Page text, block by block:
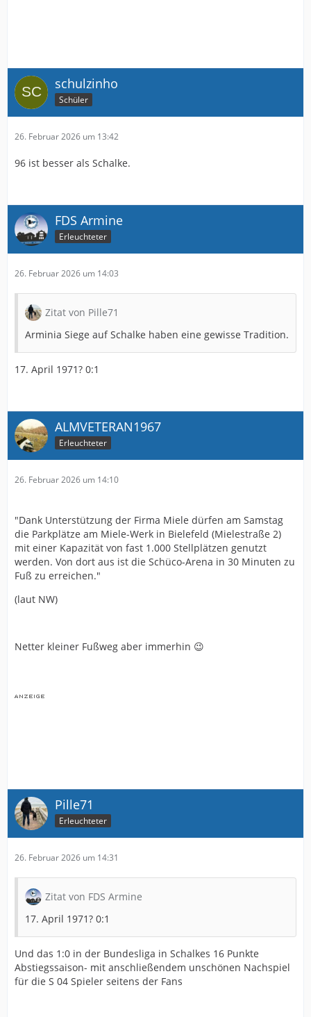
schulzinho
Schüler
26. Februar 2026 um 13:42
96 ist besser als Schalke.
FDS Armine
Erleuchteter
26. Februar 2026 um 14:03
Zitat von Pille71
Arminia Siege auf Schalke haben eine gewisse Tradition.
17. April 1971? 0:1
ALMVETERAN1967
Erleuchteter
26. Februar 2026 um 14:10
"Dank Unterstützung der Firma Miele dürfen am Samstag
die Parkplätze am Miele-Werk in Bielefeld (Mielestraße 2)
mit einer Kapazität von fast 1.000 Stellplätzen genutzt
werden. Von dort aus ist die Schüco-Arena in 30 Minuten zu
Fuß zu erreichen."
(laut NW)
Netter kleiner Fußweg aber immerhin 😉
Pille71
Erleuchteter
26. Februar 2026 um 14:31
Zitat von FDS Armine
17. April 1971? 0:1
Und das 1:0 in der Bundesliga in Schalkes 16 Punkte
Abstiegssaison- mit anschließendem unschönen Nachspiel
für die S 04 Spieler seitens der Fans